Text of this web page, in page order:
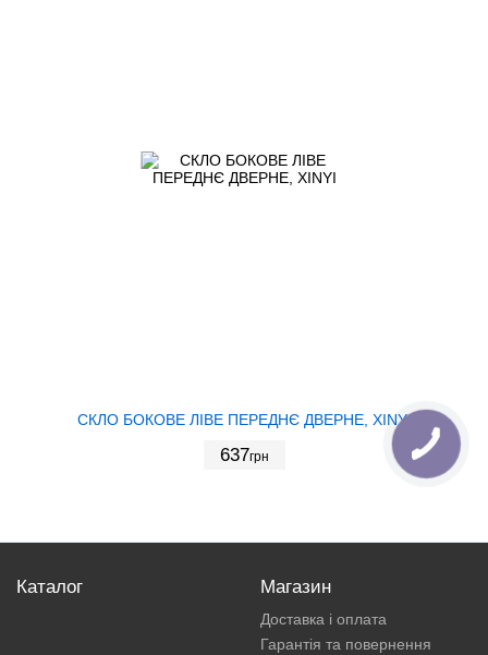
СКЛО БОКОВЕ ЛІВЕ ПЕРЕДНЄ ДВЕРНЕ, XINYI
637грн
Каталог Магазин
Доставка і оплата
Гарантія та повернення